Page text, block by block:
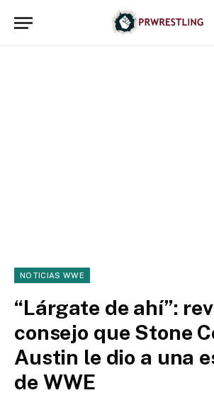
NOTICIAS WWE
“Lárgate de ahí”:
consejo que Stone
Austin le dio a una
de WWE